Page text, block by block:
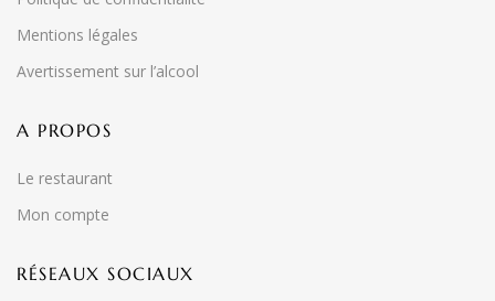
Mentions légales
Avertissement sur l’alcool
A PROPOS
Le restaurant
Mon compte
RÉSEAUX SOCIAUX